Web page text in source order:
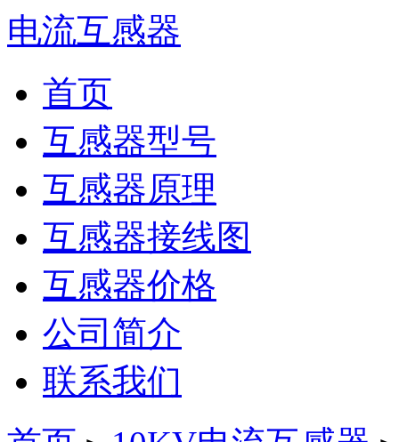
电流互感器
首页
互感器型号
互感器原理
互感器接线图
互感器价格
公司简介
联系我们